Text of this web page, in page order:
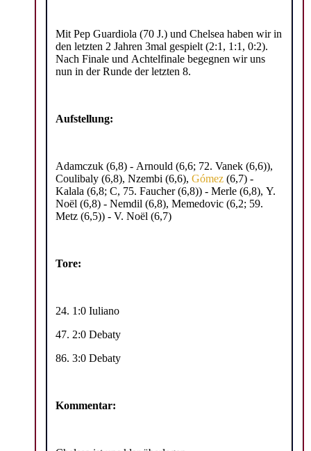
Mit Pep Guardiola (70 J.) und Chelsea haben wir in
den letzten 2 Jahren 3mal gespielt (2:1, 1:1, 0:2).
Nach Finale und Achtelfinale begegnen wir uns
nun in der Runde der letzten 8.
Aufstellung:
Adamczuk (6,8) - Arnould (6,6; 72. Vanek (6,6)),
Coulibaly (6,8), Nzembi (6,6), Gómez (6,7) -
Kalala (6,8; C, 75. Faucher (6,8)) - Merle (6,8), Y.
Noël (6,8) - Nemdil (6,8), Memedovic (6,2; 59.
Metz (6,5)) - V. Noël (6,7)
Tore:
24. 1:0 Iuliano
47. 2:0 Debaty
86. 3:0 Debaty
Kommentar: